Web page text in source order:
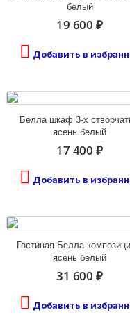
белый
19 600 ₽
Добавить в
Белла шкаф 3-х
ясень белый
17 400 ₽
Добавить в
Гостиная Белла
ясень белый
31 600 ₽
Добавить в